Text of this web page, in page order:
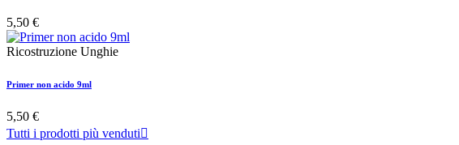
5,50 €
Ricostruzione Unghie
Primer non acido 9ml
5,50 €
Tutti i prodotti più venduti